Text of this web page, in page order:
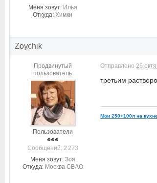
Меня зовут: Илья
Откуда: Химки
Zoychik
Продвинутый
пользователь
Пользователи
Cообщений: 2 273
Меня зовут: Зоя
Откуда: Москва СВАО
Отправлено 26
третьим
Мои 250+100л на